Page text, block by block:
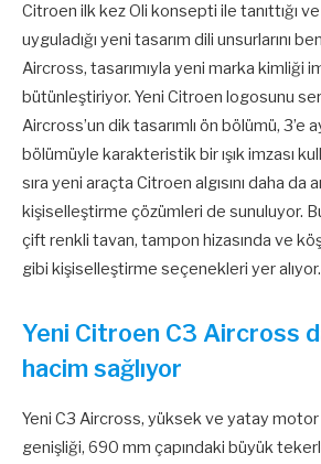
Citroen ilk kez Oli konsepti ile tanıttığı
uyguladığı yeni tasarım dili unsurlarını
Aircross, tasarımıyla yeni marka kimliği
bütünleştiriyor. Yeni Citroen logosunu
Aircross’un dik tasarımlı ön bölümü, 3’e
bölümüyle karakteristik bir ışık imzası
sıra yeni araçta Citroen algısını daha da
kişiselleştirme çözümleri de sunuluyor.
çift renkli tavan, tampon hizasında ve
gibi kişiselleştirme seçenekleri yer alıyor.
Yeni Citroen C3 Aircross
hacim sağlıyor
Yeni C3 Aircross, yüksek ve yatay motor
genişliği, 690 mm çapındaki büyük